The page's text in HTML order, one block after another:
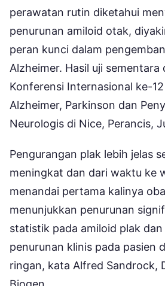
perawatan rutin diketahui
penurunan amiloid otak,
peran kunci dalam
Alzheimer. Hasil uji sementara
Konferensi Internasional ke-
Alzheimer, Parkinson dan
Neurologis di Nice, Perancis,
Pengurangan plak lebih jelas
meningkat dan dari waktu ke
menandai pertama kalinya
menunjukkan penurunan
statistik pada amiloid plak
penurunan klinis pada pasien
ringan, kata Alfred Sandrock,